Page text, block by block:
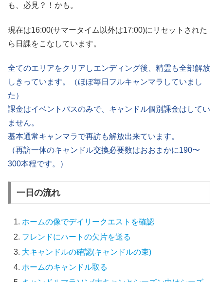
も、必見？！かも。
現在は16:00(サマータイム以外は17:00)にリセットされた
ら日課をこなしています。
全てのエリアをクリアしエンディング後、精霊も全部解放
しきっています。（ほぼ毎日フルキャンマラしていまし
た）
課金はイベントパスのみで、キャンドル個別課金はしてい
ません。
基本通常キャンマラで再訪も解放出来ています。
（再訪一体のキャンドル交換必要数はおおまかに190〜
300本程です。）
一日の流れ
ホームの像でデイリークエストを確認
フレンドにハートの欠片を送る
大キャンドルの確認(キャンドルの束)
ホームのキャンドル取る